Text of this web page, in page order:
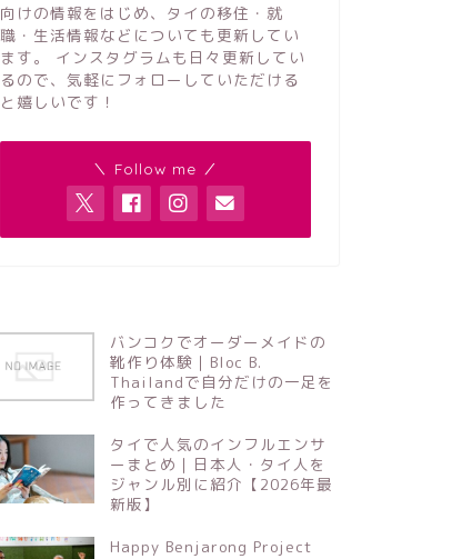
向けの情報をはじめ、タイの移住・就
職・生活情報などについても更新してい
ます。 インスタグラムも日々更新してい
るので、気軽にフォローしていただける
と嬉しいです！
＼ Follow me ／
バンコクでオーダーメイドの
靴作り体験｜Bloc B.
Thailandで自分だけの一足を
作ってきました
タイで人気のインフルエンサ
ーまとめ｜日本人・タイ人を
ジャンル別に紹介【2026年最
新版】
Happy Benjarong Project